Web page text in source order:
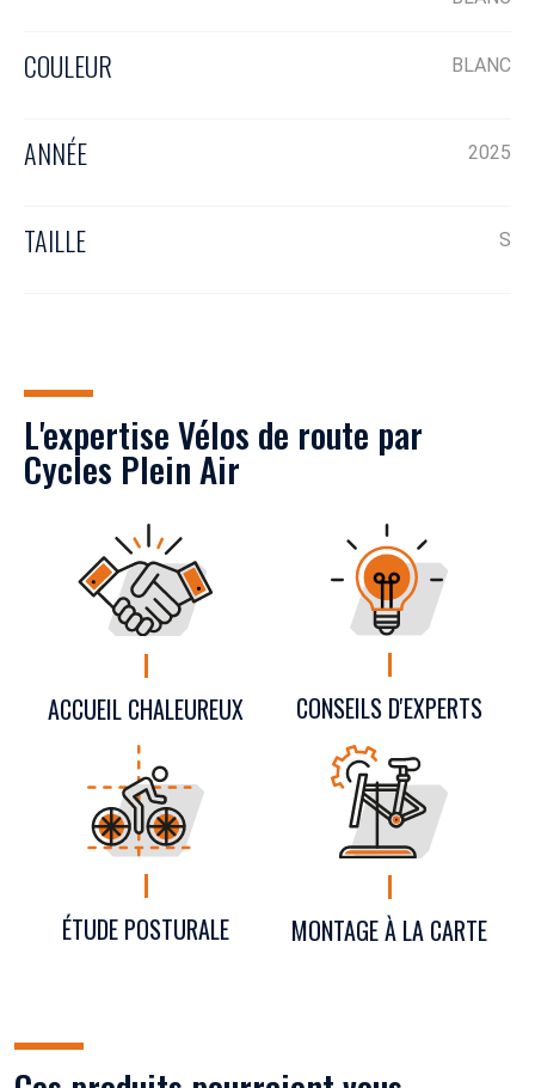
L'expertise Vélos de route par
Cycles Plein Air
ACCUEIL CHALEUREUX CONSEILS D'EXPERTS
ÉTUDE POSTURALE MONTAGE À LA CARTE
COULEUR BLANC
ANNÉE 2025
TAILLE S